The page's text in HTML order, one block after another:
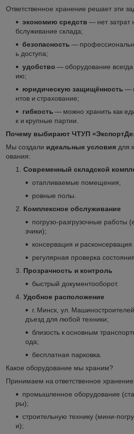
Ответственное хранение решает эти
экономию средств — нет затрат
бслуживание склада;
безопасность —
ь доступа;
удобство — оборудование всегда
ию;
юридическую защищённость —
нтов и страхование;
гибкость — можно хранить как
к и крупные партии.
Почему выбирают ЧТУП
Мы создали идеальные условия для
ования:
Современный складской
отапливаемые помещения;
ровные полы.
Комплексное обслуживание
погрузо‑разгрузочные работы
зчики);
консервация и
регулярная проверка
Прозрачность и контроль
быстрый документооборот.
Удобное расположение
г. Минск, ул.
дъезд для любой техники;
близость к основным
ода;
бесплатная парковка.
Какое оборудование мы храним?
Принимаем на ответственное
промышленное оборудование
ры);
строительную технику
и);